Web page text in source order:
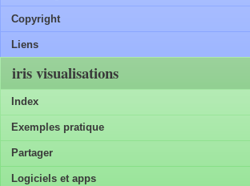
Copyright
Liens
iris visualisations
Index
Exemples pratique
Partager
Logiciels et apps